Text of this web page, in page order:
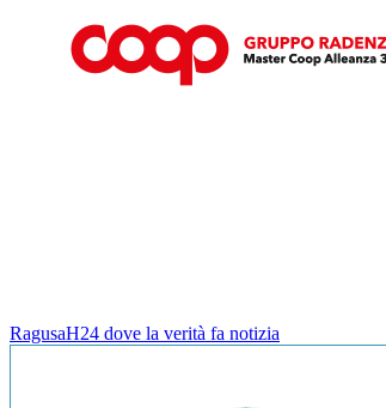
RagusaH24 dove la verità fa notizia